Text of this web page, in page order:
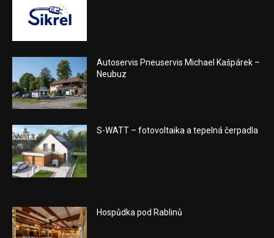
Autoservis Pneuservis Michael Kašpárek –
Neubuz
S-WATT – fotovoltaika a tepelná čerpadla
Hospůdka pod Rablinů